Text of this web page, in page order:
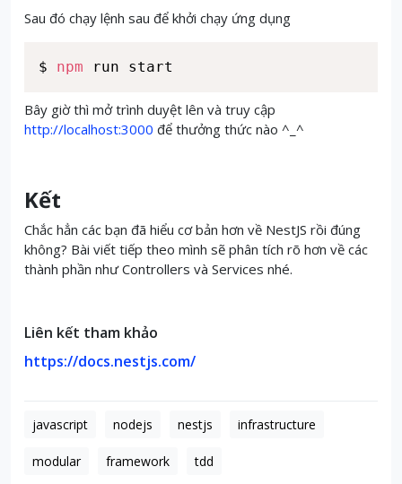
Sau đó chạy lệnh sau để khởi chạy ứng dụng
$ npm run start
Bây giờ thì mở trình duyệt lên và truy cập
http://localhost:3000 để thưởng thức nào ^_^
Kết
Chắc hẳn các bạn đã hiểu cơ bản hơn về NestJS rồi đúng
không? Bài viết tiếp theo mình sẽ phân tích rõ hơn về các
thành phần như Controllers và Services nhé.
Liên kết tham khảo
https://docs.nestjs.com/
javascript nodejs nestjs infrastructure
modular framework tdd